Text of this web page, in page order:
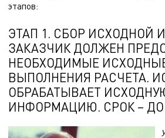
этапов:
ЭТАП 1. СБОР ИСХОДНОЙ
ЗАКАЗЧИК ДОЛЖЕН
НЕОБХОДИМЫЕ
ВЫПОЛНЕНИЯ РАСЧЕТА.
ОБРАБАТЫВАЕТ
ИНФОРМАЦИЮ. СРОК – ДО